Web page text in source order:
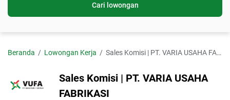
Cari lowongan
Beranda Lowongan Kerja Sales Komisi | PT. VARIA USAHA FABRIKASI
Sales Komisi | PT. VARIA USAHA
FABRIKASI